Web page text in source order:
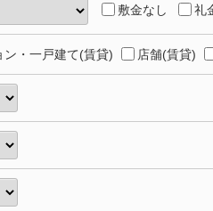
敷金なし 礼
ン・一戸建て(賃貸) 店舗(賃貸)